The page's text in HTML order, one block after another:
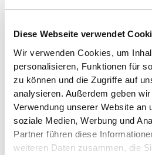
Diese Webseite verwendet
Wir verwenden Cookies, um
personalisieren, Funktionen für
zu können und die Zugriffe auf
analysieren. Außerdem geben
Verwendung unserer Website an
soziale Medien, Werbung und
Partner führen diese
weiteren Daten zusammen, die